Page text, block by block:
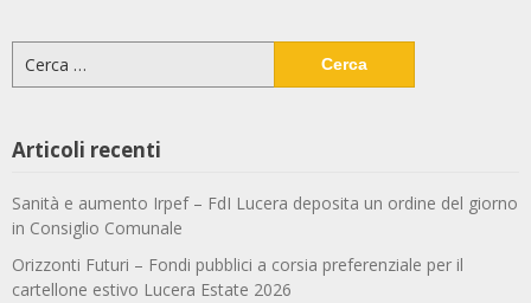
per:
Articoli recenti
Sanità e aumento Irpef – FdI Lucera deposita un ordine del giorno
in Consiglio Comunale
Orizzonti Futuri – Fondi pubblici a corsia preferenziale per il
cartellone estivo Lucera Estate 2026